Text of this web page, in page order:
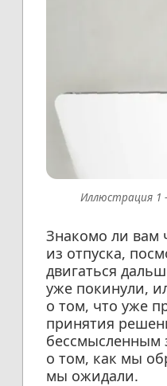
Знакомо ли вам
из отпуска,
двигаться
уже покинули,
о том, что уже
принятия
бессмысленным
о том, как мы
мы ожидали.